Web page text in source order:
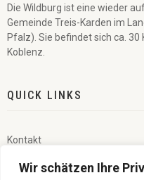
Wir schätzen Ihre
Die Wildburg ist eine wieder
Gemeinde Treis-Karden im
Pfalz). Sie befindet sich ca.
Koblenz.
QUICK LINKS
Kontakt
Veranstaltungen